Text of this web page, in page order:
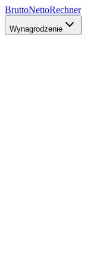
BruttoNettoRechner
Wynagrodzenie